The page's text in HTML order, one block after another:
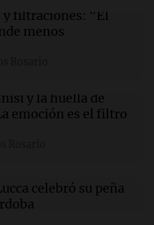
se vuelve a casar
en Nigeria
solicita a
hacia Lula y su
los números
8 de agosto.
y filtraciones: "El
menos
y la huella de
emoción es el filtro
celebró su peña